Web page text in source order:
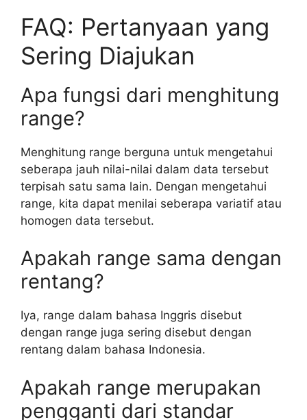
FAQ: Pertanyaan yang
Sering Diajukan
Apa fungsi dari menghitung
range?
Menghitung range berguna untuk mengetahui
seberapa jauh nilai-nilai dalam data tersebut
terpisah satu sama lain. Dengan mengetahui
range, kita dapat menilai seberapa variatif atau
homogen data tersebut.
Apakah range sama dengan
rentang?
Iya, range dalam bahasa Inggris disebut
dengan range juga sering disebut dengan
rentang dalam bahasa Indonesia.
Apakah range merupakan
pengganti dari standar